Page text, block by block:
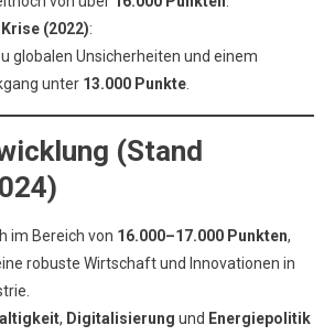
(2022):
globalen Unsicherheiten und einem
unter 13.000 Punkte.
(Stand
im Bereich von 16.000–17.000 Punkten,
robuste Wirtschaft und Innovationen in
, Digitalisierung und Energiepolitik